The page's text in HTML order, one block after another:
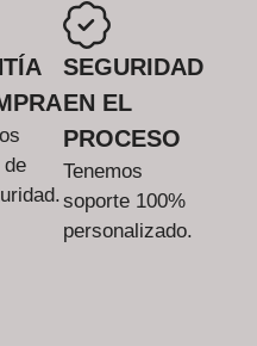
SEGURIDAD
EN EL
PROCESO
Tenemos
soporte 100%
personalizado.